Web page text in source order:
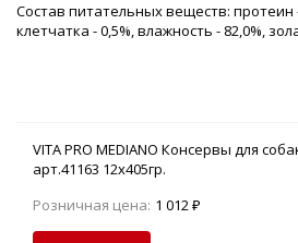
Состав питательных веществ: протеин
клетчатка - 0,5%, влажность - 82,0%,
VITA PRO MEDIANO Консервы для
арт.41163 12х405гр.
Розничная цена: 1 012 ₽